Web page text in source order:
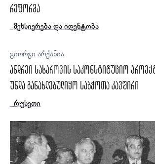
რეფორმა
მეხსიერება და იდენტობა
გიორგი არქანია
ანდრეი სახაროვის საკონსტიტუციო
უნდა განახლებულიყო საბჭოთა კავშირი
რუსეთი